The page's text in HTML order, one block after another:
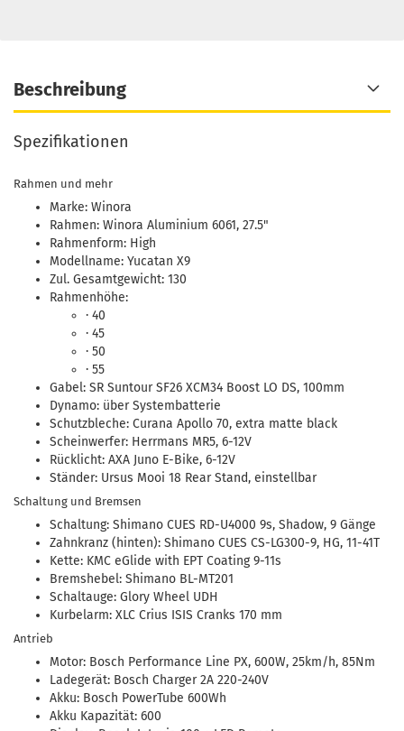
Beschreibung
Spezifikationen
Rahmen und mehr
Marke: Winora
Rahmen: Winora Aluminium 6061, 27.5"
Rahmenform: High
Modellname: Yucatan X9
Zul. Gesamtgewicht: 130
Rahmenhöhe:
· 40
· 45
· 50
· 55
Gabel: SR Suntour SF26 XCM34 Boost LO DS, 100mm
Dynamo: über Systembatterie
Schutzbleche: Curana Apollo 70, extra matte black
Scheinwerfer: Herrmans MR5, 6-12V
Rücklicht: AXA Juno E-Bike, 6-12V
Ständer: Ursus Mooi 18 Rear Stand, einstellbar
Schaltung und Bremsen
Schaltung: Shimano CUES RD-U4000 9s, Shadow, 9 Gänge
Zahnkranz (hinten): Shimano CUES CS-LG300-9, HG, 11-41T
Kette: KMC eGlide with EPT Coating 9-11s
Bremshebel: Shimano BL-MT201
Schaltauge: Glory Wheel UDH
Kurbelarm: XLC Crius ISIS Cranks 170 mm
Antrieb
Motor: Bosch Performance Line PX, 600W, 25km/h, 85Nm
Ladegerät: Bosch Charger 2A 220-240V
Akku: Bosch PowerTube 600Wh
Akku Kapazität: 600